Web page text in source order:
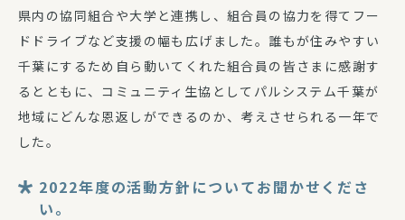
県内の協同組合や大学と連携し、組合員の協力を得てフー
ドドライブなど支援の幅も広げました。誰もが住みやすい
千葉にするため自ら動いてくれた組合員の皆さまに感謝す
るとともに、コミュニティ生協としてパルシステム千葉が
地域にどんな恩返しができるのか、考えさせられる一年で
した。
2022年度の活動方針についてお聞かせくださ
い。